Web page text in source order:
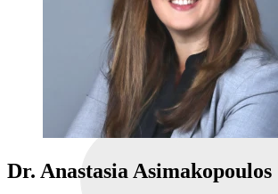
Dr. Anastasia Asimakopoulos